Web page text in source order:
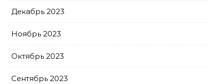
Декабрь 2023
Ноябрь 2023
Октябрь 2023
Сентябрь 2023